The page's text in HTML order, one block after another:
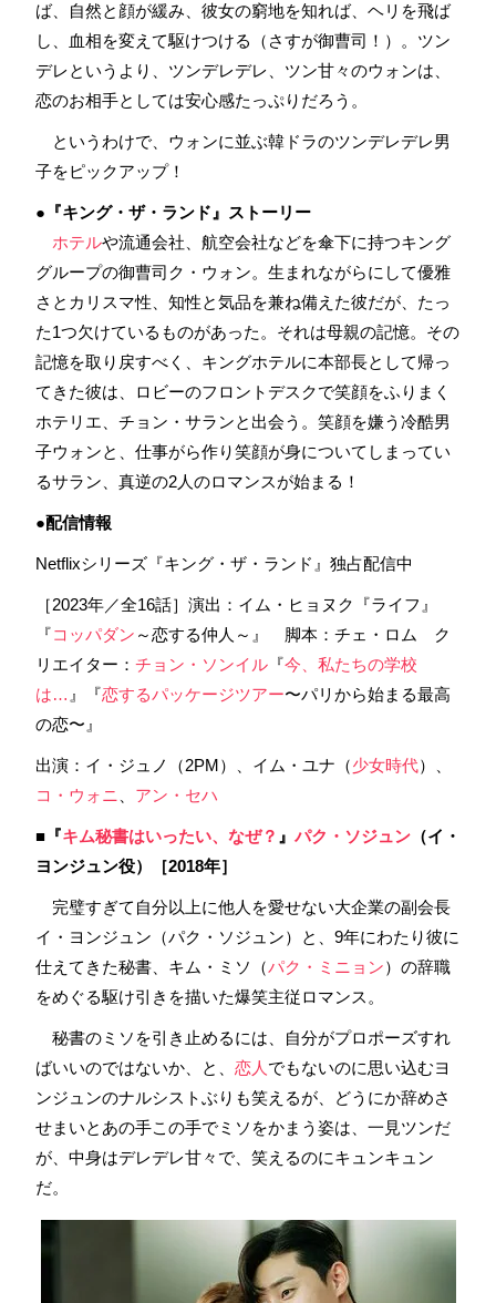
ば、自然と顔が緩み、彼女の窮地を知れば、ヘリを飛ば
し、血相を変えて駆けつける（さすが御曹司！）。ツン
デレというより、ツンデレデレ、ツン甘々のウォンは、
恋のお相手としては安心感たっぷりだろう。
というわけで、ウォンに並ぶ韓ドラのツンデレデレ男
子をピックアップ！
●『キング・ザ・ランド』ストーリー
ホテルや流通会社、航空会社などを傘下に持つキング
グループの御曹司ク・ウォン。生まれながらにして優雅
さとカリスマ性、知性と気品を兼ね備えた彼だが、たっ
た1つ欠けているものがあった。それは母親の記憶。その
記憶を取り戻すべく、キングホテルに本部長として帰っ
てきた彼は、ロビーのフロントデスクで笑顔をふりまく
ホテリエ、チョン・サランと出会う。笑顔を嫌う冷酷男
子ウォンと、仕事がら作り笑顔が身についてしまってい
るサラン、真逆の2人のロマンスが始まる！
●配信情報
Netflixシリーズ『キング・ザ・ランド』独占配信中
［2023年／全16話］演出：イム・ヒョヌク『ライフ』
『コッパダン ～恋する仲人～』 脚本：チェ・ロム ク
リエイター： チョン・ソンイル 『今、私たちの学校
は… 』『恋するパッケージツアー〜パリから始まる最高
の恋〜』
出演：イ・ジュノ（2PM）、イム・ユナ（少女時代）、
コ・ウォニ
アン・セハ
■『キム秘書はいったい、なぜ？ 』 パク・ソジュン （イ・
ヨンジュン役）［2018年］
完璧すぎて自分以上に他人を愛せない大企業の副会長
イ・ヨンジュン（パク・ソジュン）と、9年にわたり彼に
仕えてきた秘書、キム・ミソ（パク・ミニョン）の辞職
をめぐる駆け引きを描いた爆笑主従ロマンス。
秘書のミソを引き止めるには、自分がプロポーズすれ
ばいいのではないか、と、 恋人 でもないのに思い込むヨ
ンジュンのナルシストぶりも笑えるが、どうにか辞めさ
せまいとあの手この手でミソをかまう姿は、一見ツンだ
が、中身はデレデレ甘々で、笑えるのにキュンキュン
だ。